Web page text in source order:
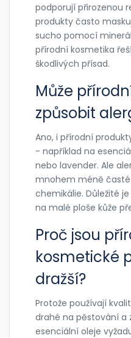
podporují přirozenou
produkty často
sucho pomocí
přírodní kosmetika
škodlivých přísad.
Může
způsobit
Ano, i přírodní
- například na
nebo lavender. Ale
mnohem méně
chemikálie. Důležité
na malé ploše kůže
Proč jsou
kosmetické
dražší?
Protože používají
drahé na pěstování a
esenciální oleje